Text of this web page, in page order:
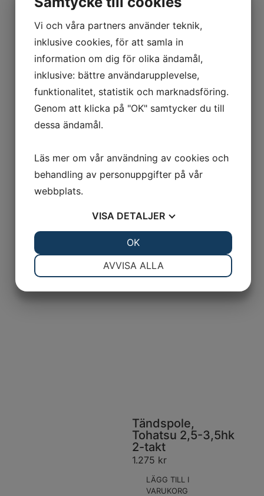
Tändspole,
Tohatsu 2,5-3,5hk
2-takt
1.275 kr
LÄGG TILL I
VARUKORG
Vi och våra partners använder teknik,
inklusive cookies, för att samla in
information om dig för olika ändamål,
inklusive: bättre användarupplevelse,
funktionalitet, statistik och marknadsföring.
Genom att klicka på "OK" samtycker du till
dessa ändamål.
Läs mer om vår användning av cookies och
behandling av personuppgifter på vår
webbplats.
VISA DETALJER
AVVISA ALLA
OK